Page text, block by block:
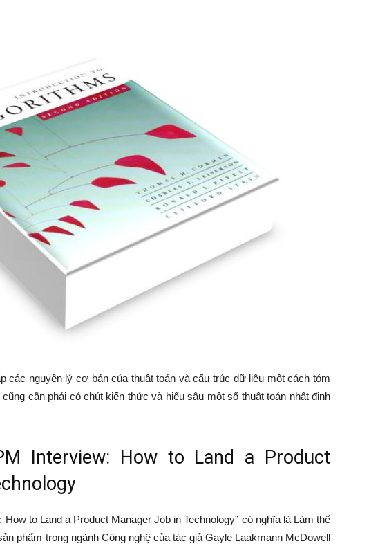
các nguyên lý cơ bản của thuật toán và cấu trúc dữ liệu một cách tóm
cần phải có chút kiến thức và hiểu sâu một số thuật toán nhất định
Interview: How to Land a Product
to Land a Product Manager Job in Technology” có nghĩa là Làm thế
phẩm trong ngành Công nghệ của tác giả Gayle Laakmann McDowell